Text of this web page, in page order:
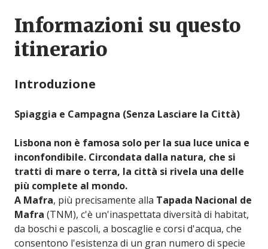
Informazioni su questo
itinerario
Introduzione
Spiaggia e Campagna (Senza Lasciare la Città)
Lisbona non è famosa solo per la sua luce unica e
inconfondibile. Circondata dalla natura, che si
tratti di mare o terra, la città si rivela una delle
più complete al mondo.
A Mafra, più precisamente alla Tapada Nacional de
Mafra (TNM), c'è un'inaspettata diversità di habitat,
da boschi e pascoli, a boscaglie e corsi d'acqua, che
consentono l'esistenza di un gran numero di specie